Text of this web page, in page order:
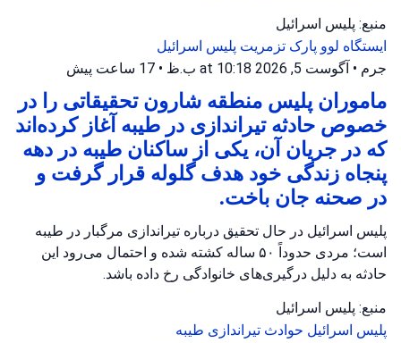
منبع: پلیس اسرائیل
ایستگاه لوو پارک تزمریت پلیس اسرائیل
جرم • آگوست 5, 2026 at 10:18 ب.ظ • 17 ساعت پیش
ماموران پلیس منطقه شارون تحقیقاتی را در
خصوص حادثه تیراندازی در طیبه آغاز کرده‌اند
که در جریان آن، یکی از ساکنان طیبه در دهه
پنجاه زندگی خود هدف گلوله قرار گرفت و
در صحنه جان باخت.
پلیس اسرائیل در حال تحقیق درباره تیراندازی مرگبار در طیبه
است؛ مردی حدوداً ۵۰ ساله کشته شده و احتمال می‌رود این
حادثه به دلیل درگیری‌های خانوادگی رخ داده باشد.
منبع: پلیس اسرائیل
پلیس اسرائیل حوادث تیراندازی طیبه